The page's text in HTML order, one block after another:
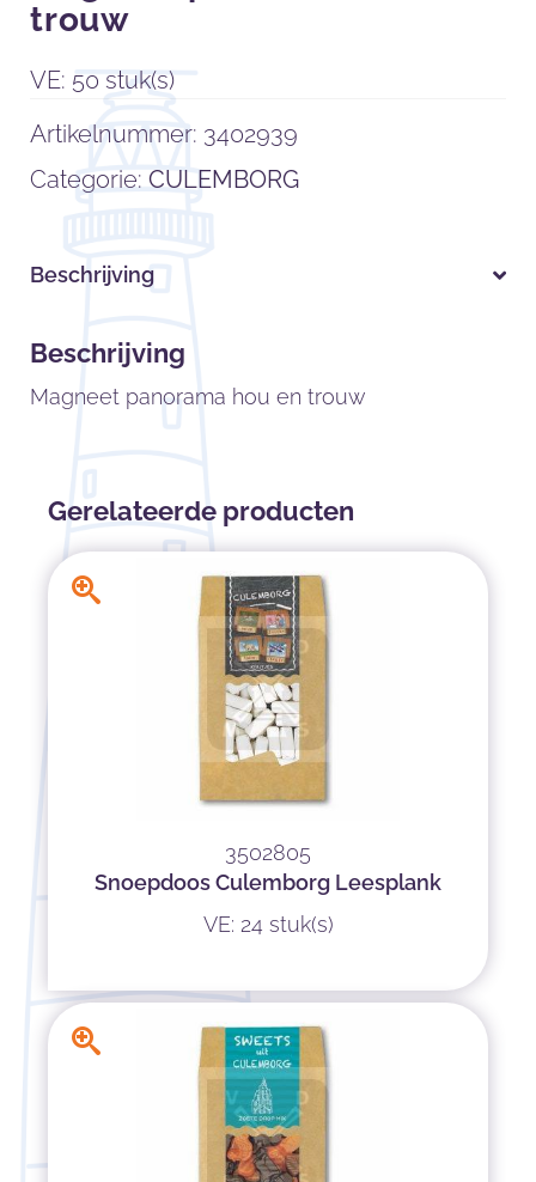
trouw
VE: 50 stuk(s)
Artikelnummer: 3402939
Categorie:CULEMBORG
Beschrijving
Beschrijving
Magneet panorama hou en trouw
Gerelateerde producten
3502805
Snoepdoos Culemborg Leesplank
VE: 24 stuk(s)